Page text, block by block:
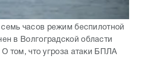
часов режим беспилотной
в Волгоградской области
О том, что угроза атаки БПЛА